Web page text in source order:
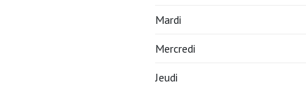
Mardi
Mercredi
Jeudi